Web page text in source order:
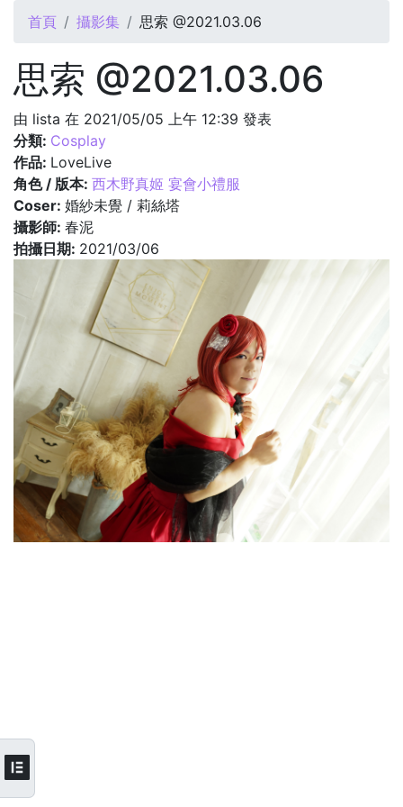
您在這裡
首頁 攝影集 思索 @2021.03.06
思索 @2021.03.06
由 lista 在 2021/05/05 上午 12:39 發表
分類: Cosplay
作品: LoveLive
角色 / 版本: 西木野真姬 宴會小禮服
Coser: 婚紗未覺 / 莉絲塔
攝影師: 春泥
拍攝日期: 2021/03/06